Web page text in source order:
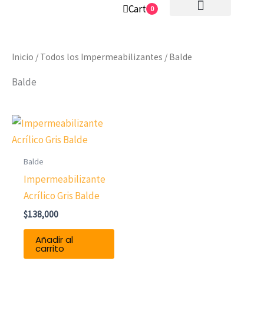
Cart 0
Inicio / Todos los Impermeabilizantes / Balde
Balde
Balde
Impermeabilizante
Acrílico Gris Balde
$138,000
Añadir al
carrito